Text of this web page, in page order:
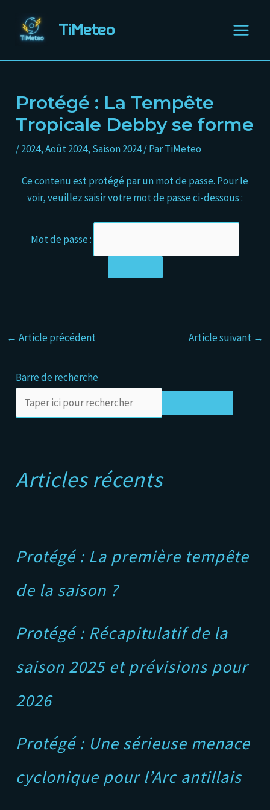
contenu
TiMeteo
Menu
Protégé : La Tempête
Tropicale Debby se forme
/2024,Août 2024, Saison 2024/ ParTiMeteo
Ce contenu est protégé par un mot de passe. Pour le
voir, veuillez saisir votre mot de passe ci-dessous :
Mot de passe :
articles
← Article précédent Article suivant →
Barre de recherche
Articles récents
Protégé : La première tempête
de la saison ?
Protégé : Récapitulatif de la
saison 2025 et prévisions pour
2026
Protégé : Une sérieuse menace
cyclonique pour l’Arc antillais